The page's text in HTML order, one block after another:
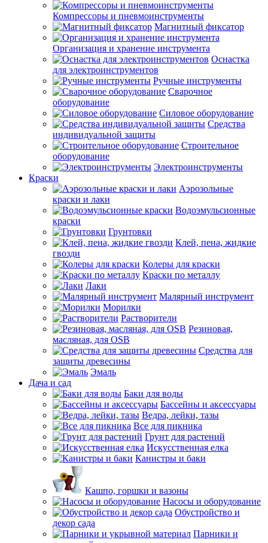
Компрессоры и пневмоинструменты
Магнитный фиксатор
Организация и хранение инструмента
Оснастка
для электроинструментов
Ручные инструменты
Сварочное
оборудование
Силовое оборудование
Средства
индивидуальной защиты
Строительное
оборудование
Электроинструменты
Краски
Аэрозольные
краски и лаки
Водоэмульсионные
краски
Грунтовки
Клей, пена, жидкие
гвозди
Колеры для краски
Краски по металлу
Лаки
Малярный инструмент
Морилки
Растворители
Резиновая,
масляная, для OSB
Средства для
защиты древесины
Эмаль
Дача и сад
Баки для воды
Бассейны и аксессуары
Ведра, лейки, тазы
Все для пикника
Грунт для растений
Искусственная елка
Канистры и баки
Кашпо, горшки и вазоны
Насосы и оборудование
Обустройство и
декор сада
Парники и